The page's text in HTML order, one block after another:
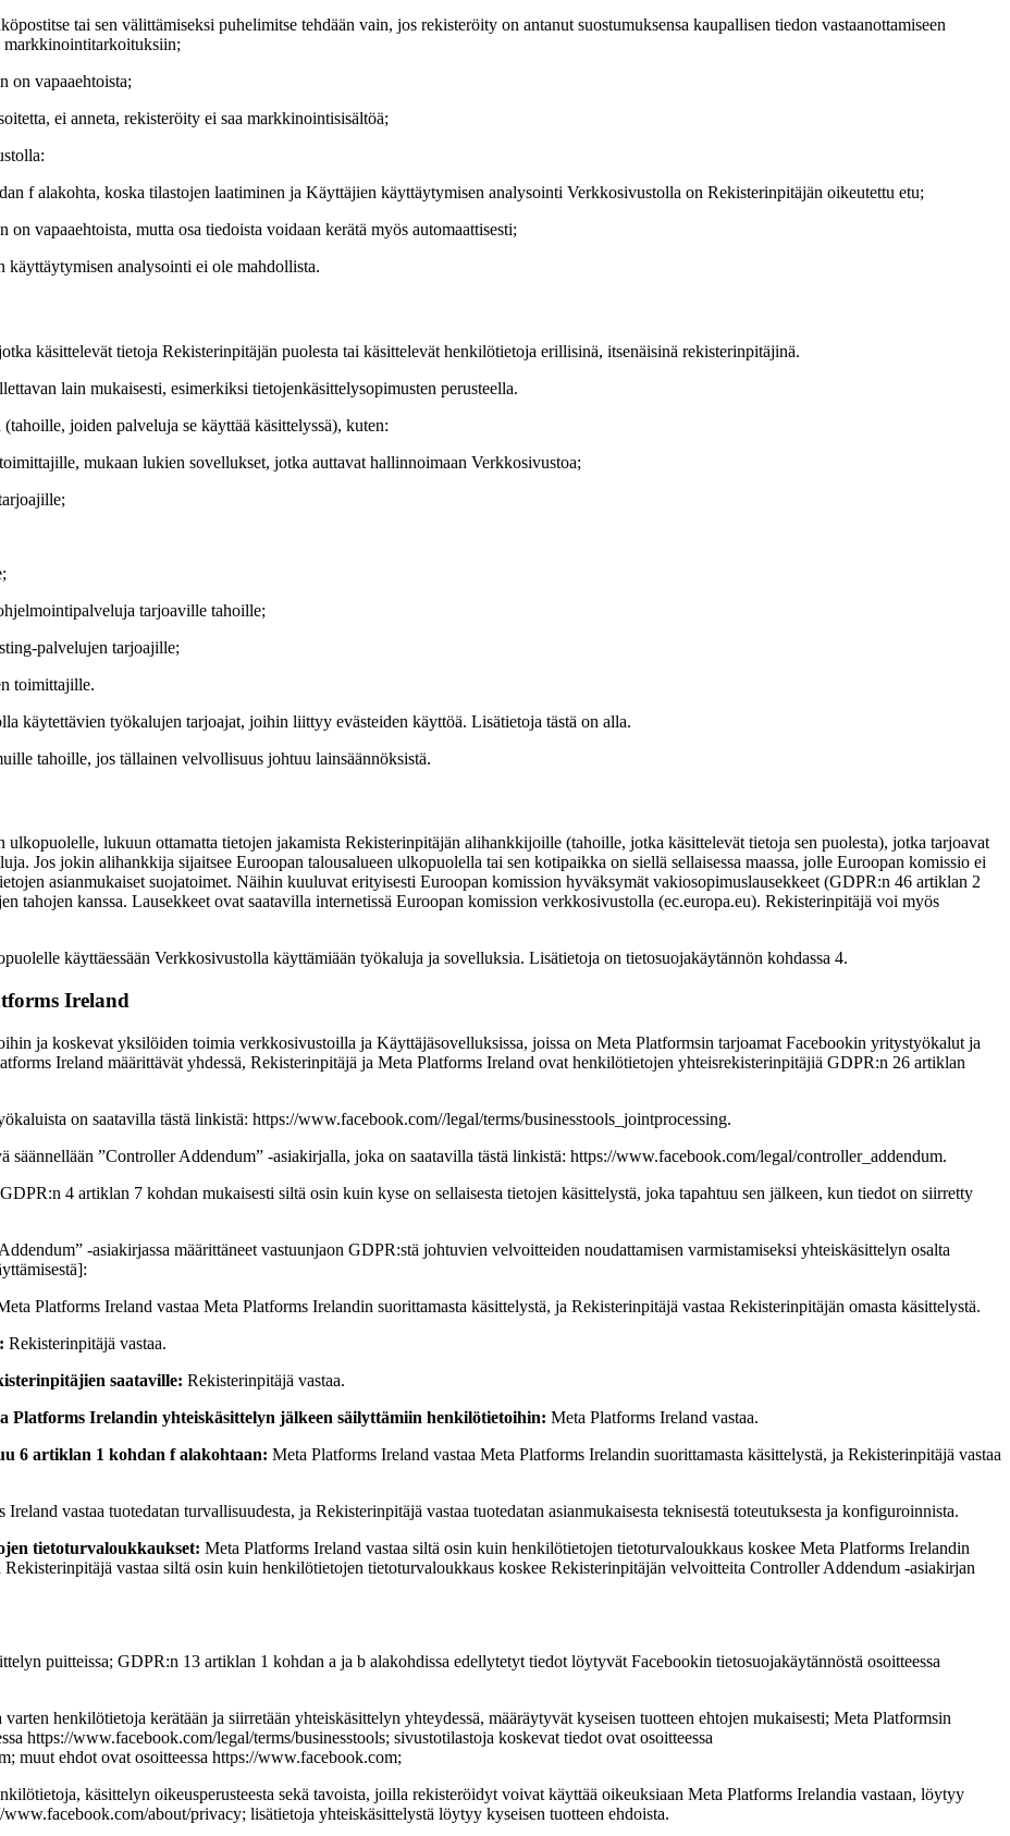
tai sen välittämiseksi puhelimitse tehdään vain, jos rekisteröity on antanut suostumuksensa kaupallisen tiedon vastaanottamiseen
markkinointitarkoituksiin;
on vapaaehtoista;
ei anneta, rekisteröity ei saa markkinointisisältöä;
f alakohta, koska tilastojen laatiminen ja Käyttäjien käyttäytymisen analysointi Verkkosivustolla on Rekisterinpitäjän oikeutettu etu;
vapaaehtoista, mutta osa tiedoista voidaan kerätä myös automaattisesti;
analysointi ei ole mahdollista.
käsittelevät tietoja Rekisterinpitäjän puolesta tai käsittelevät henkilötietoja erillisinä, itsenäisinä rekisterinpitäjinä.
lain mukaisesti, esimerkiksi tietojenkäsittelysopimusten perusteella.
joiden palveluja se käyttää käsittelyssä), kuten:
mukaan lukien sovellukset, jotka auttavat hallinnoimaan Verkkosivustoa;
tarjoaville tahoille;
palvelujen tarjoajille;
toimittajille.
käytettävien työkalujen tarjoajat, joihin liittyy evästeiden käyttöä. Lisätietoja tästä on alla.
tahoille, jos tällainen velvollisuus johtuu lainsäännöksistä.
lukuun ottamatta tietojen jakamista Rekisterinpitäjän alihankkijoille (tahoille, jotka käsittelevät tietoja sen puolesta), jotka tarjoavat
Jos jokin alihankkija sijaitsee Euroopan talousalueen ulkopuolella tai sen kotipaikka on siellä sellaisessa maassa, jolle Euroopan komissio ei
asianmukaiset suojatoimet. Näihin kuuluvat erityisesti Euroopan komission hyväksymät vakiosopimuslausekkeet (GDPR:n 46 artiklan 2
tahojen kanssa. Lausekkeet ovat saatavilla internetissä Euroopan komission verkkosivustolla (ec.europa.eu). Rekisterinpitäjä voi myös
käyttäessään Verkkosivustolla käyttämiään työkaluja ja sovelluksia. Lisätietoja on tietosuojakäytännön kohdassa 4.
Ireland
ja koskevat yksilöiden toimia verkkosivustoilla ja Käyttäjäsovelluksissa, joissa on Meta Platformsin tarjoamat Facebookin yritystyökalut ja
Ireland määrittävät yhdessä, Rekisterinpitäjä ja Meta Platforms Ireland ovat henkilötietojen yhteisrekisterinpitäjiä GDPR:n 26 artiklan
on saatavilla tästä linkistä: https://www.facebook.com//legal/terms/businesstools_jointprocessing.
”Controller Addendum” -asiakirjalla, joka on saatavilla tästä linkistä: https://www.facebook.com/legal/controller_addendum.
4 artiklan 7 kohdan mukaisesti siltä osin kuin kyse on sellaisesta tietojen käsittelystä, joka tapahtuu sen jälkeen, kun tiedot on siirretty
-asiakirjassa määrittäneet vastuunjaon GDPR:stä johtuvien velvoitteiden noudattamisen varmistamiseksi yhteiskäsittelyn osalta
Platforms Ireland vastaa Meta Platforms Irelandin suorittamasta käsittelystä, ja Rekisterinpitäjä vastaa Rekisterinpitäjän omasta käsittelystä.
Rekisterinpitäjä vastaa.
saataville: Rekisterinpitäjä vastaa.
Platforms Irelandin yhteiskäsittelyn jälkeen säilyttämiin henkilötietoihin: Meta Platforms Ireland vastaa.
6 artiklan 1 kohdan f alakohtaan: Meta Platforms Ireland vastaa Meta Platforms Irelandin suorittamasta käsittelystä, ja Rekisterinpitäjä vastaa
Ireland vastaa tuotedatan turvallisuudesta, ja Rekisterinpitäjä vastaa tuotedatan asianmukaisesta teknisestä toteutuksesta ja konfiguroinnista.
tietoturvaloukkaukset: Meta Platforms Ireland vastaa siltä osin kuin henkilötietojen tietoturvaloukkaus koskee Meta Platforms Irelandin
vastaa siltä osin kuin henkilötietojen tietoturvaloukkaus koskee Rekisterinpitäjän velvoitteita Controller Addendum -asiakirjan
puitteissa; GDPR:n 13 artiklan 1 kohdan a ja b alakohdissa edellytetyt tiedot löytyvät Facebookin tietosuojakäytännöstä osoitteessa
henkilötietoja kerätään ja siirretään yhteiskäsittelyn yhteydessä, määräytyvät kyseisen tuotteen ehtojen mukaisesti; Meta Platformsin
https://www.facebook.com/legal/terms/businesstools; sivustotilastoja koskevat tiedot ovat osoitteessa
muut ehdot ovat osoitteessa https://www.facebook.com;
käsittelyn oikeusperusteesta sekä tavoista, joilla rekisteröidyt voivat käyttää oikeuksiaan Meta Platforms Irelandia vastaan, löytyy
about/privacy; lisätietoja yhteiskäsittelystä löytyy kyseisen tuotteen ehdoista.